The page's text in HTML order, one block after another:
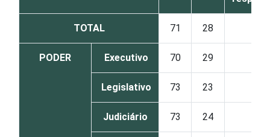
TOTAL 71 28
PODER Executivo 70 29
Legislativo 73 23
Judiciário 73 24